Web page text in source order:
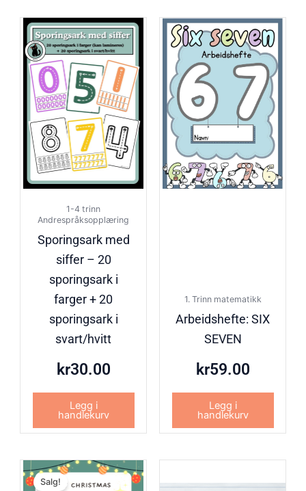
1-4 trinn
Andrespråksopplæring
Sporingsark med
siffer – 20
sporingsark i
farger + 20
sporingsark i
svart/hvitt
kr30.00
Legg i
handlekurv
1. Trinn matematikk
Arbeidshefte: SIX
SEVEN
kr59.00
Legg i
handlekurv
Salg!
Opprinnelig
Nåværende